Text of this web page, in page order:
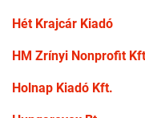
Hét Krajcár Kiadó
HM Zrínyi Nonprofit
Holnap Kiadó Kft.